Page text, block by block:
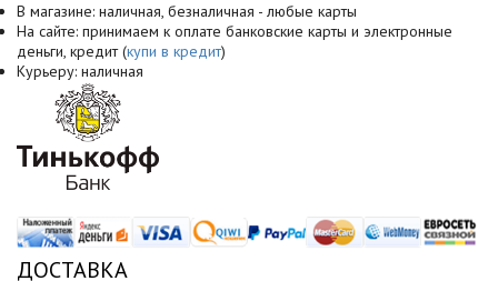
В магазине: наличная, безналичная - любые карты
На сайте: принимаем к оплате банковские карты и электронные
деньги, кредит (купи в кредит)
Курьеру: наличная
ДОСТАВКА